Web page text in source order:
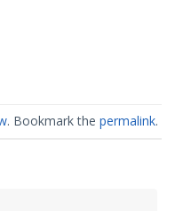
. Bookmark the permalink.